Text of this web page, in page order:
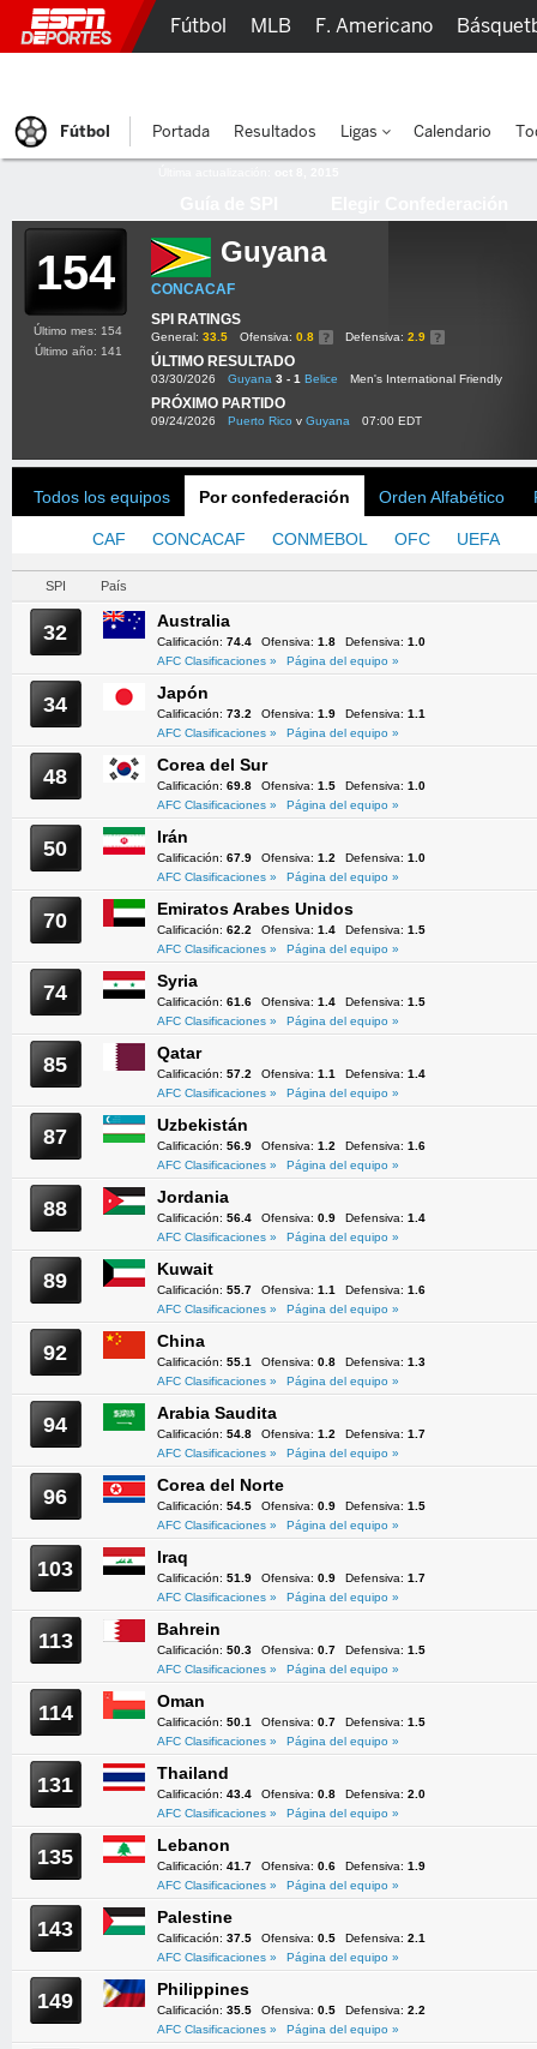
154 Guyana
CONCACAF
SPI RATINGS
General: 33.5 Ofensiva: 0.8 Defensiva: 2.9
ÚLTIMO RESULTADO
03/30/2026 Guyana 3 - 1 Belice Men's International Friendly
PRÓXIMO PARTIDO
09/24/2026 Puerto Rico v Guyana 07:00 EDT
Último mes: 154
Último año: 141
Todos los equipos Por confederación Orden Alfabético
CAF CONCACAF CONMEBOL OFC UEFA
SPI País
32 Australia
Calificación: 74.4 Ofensiva: 1.8 Defensiva: 1.0
AFC Clasificaciones »
Página del equipo »
34 Japón
Calificación: 73.2 Ofensiva: 1.9 Defensiva: 1.1
AFC Clasificaciones »
Página del equipo »
48 Corea del Sur
Calificación: 69.8 Ofensiva: 1.5 Defensiva: 1.0
AFC Clasificaciones »
Página del equipo »
50 Irán
Calificación: 67.9 Ofensiva: 1.2 Defensiva: 1.0
AFC Clasificaciones »
Página del equipo »
70 Emiratos Arabes Unidos
Calificación: 62.2 Ofensiva: 1.4 Defensiva: 1.5
AFC Clasificaciones »
Página del equipo »
74 Syria
Calificación: 61.6 Ofensiva: 1.4 Defensiva: 1.5
AFC Clasificaciones »
Página del equipo »
85 Qatar
Calificación: 57.2 Ofensiva: 1.1 Defensiva: 1.4
AFC Clasificaciones »
Página del equipo »
87 Uzbekistán
Calificación: 56.9 Ofensiva: 1.2 Defensiva: 1.6
AFC Clasificaciones »
Página del equipo »
88 Jordania
Calificación: 56.4 Ofensiva: 0.9 Defensiva: 1.4
AFC Clasificaciones »
Página del equipo »
89 Kuwait
Calificación: 55.7 Ofensiva: 1.1 Defensiva: 1.6
AFC Clasificaciones »
Página del equipo »
92 China
Calificación: 55.1 Ofensiva: 0.8 Defensiva: 1.3
AFC Clasificaciones »
Página del equipo »
94 Arabia Saudita
Calificación: 54.8 Ofensiva: 1.2 Defensiva: 1.7
AFC Clasificaciones »
Página del equipo »
96 Corea del Norte
Calificación: 54.5 Ofensiva: 0.9 Defensiva: 1.5
AFC Clasificaciones »
Página del equipo »
103 Iraq
Calificación: 51.9 Ofensiva: 0.9 Defensiva: 1.7
AFC Clasificaciones »
Página del equipo »
113 Bahrein
Calificación: 50.3 Ofensiva: 0.7 Defensiva: 1.5
AFC Clasificaciones »
Página del equipo »
114 Oman
Calificación: 50.1 Ofensiva: 0.7 Defensiva: 1.5
AFC Clasificaciones »
Página del equipo »
131 Thailand
Calificación: 43.4 Ofensiva: 0.8 Defensiva: 2.0
AFC Clasificaciones »
Página del equipo »
135 Lebanon
Calificación: 41.7 Ofensiva: 0.6 Defensiva: 1.9
AFC Clasificaciones »
Página del equipo »
143 Palestine
Calificación: 37.5 Ofensiva: 0.5 Defensiva: 2.1
AFC Clasificaciones »
Página del equipo »
149 Philippines
Calificación: 35.5 Ofensiva: 0.5 Defensiva: 2.2
AFC Clasificaciones »
Página del equipo »
Fútbol MLB F. Americano
Fútbol Portada Resultados Ligas Calendario